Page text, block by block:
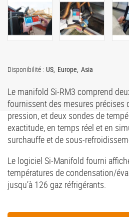
Disponibilité : US Europe Asia
Le manifold Si-RM3 comprend
fournissent des mesures précises
pression, et deux sondes de
exactitude, en temps réel et en
surchauffe et de sous-
Le logiciel Si-Manifold fourni
températures de condensation/
jusqu’à 126 gaz réfrigérants.